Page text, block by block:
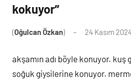
kokuyor”
(Oğulcan Özkan) 24 Kasım
akşamın adı böyle konuyor.
soğuk giysilerine konuyor.